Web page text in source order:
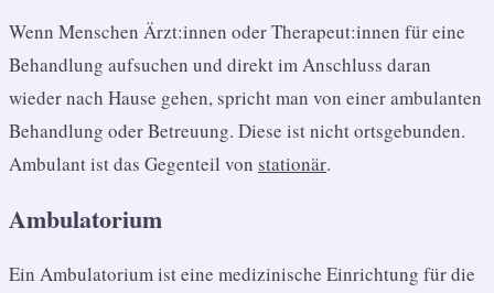
Wenn Menschen Ärzt:innen oder Therapeut:innen für eine
Behandlung aufsuchen und direkt im Anschluss daran
wieder nach Hause gehen, spricht man von einer ambulanten
Behandlung oder Betreuung. Diese ist nicht ortsgebunden.
Ambulant ist das Gegenteil von stationär.
Ambulatorium
Ein Ambulatorium ist eine medizinische Einrichtung für die